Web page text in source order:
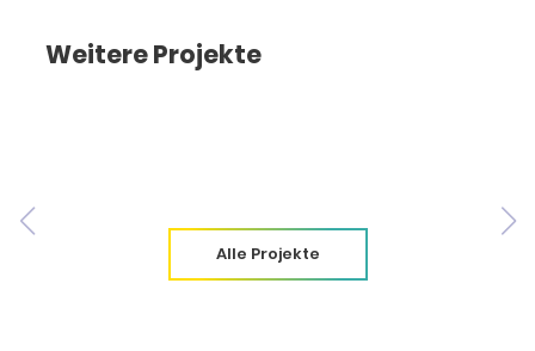
Weitere Projekte
Alle Projekte